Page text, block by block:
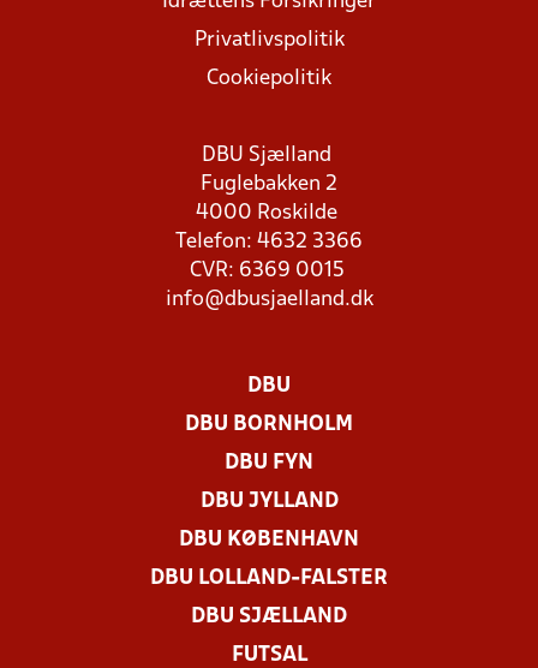
Privatlivspolitik
Cookiepolitik
DBU Sjælland
Fuglebakken 2
4000 Roskilde
Telefon: 4632 3366
CVR: 6369 0015
info@dbusjaelland.dk
DBU
DBU BORNHOLM
DBU FYN
DBU JYLLAND
DBU KØBENHAVN
DBU LOLLAND-FALSTER
DBU SJÆLLAND
FUTSAL